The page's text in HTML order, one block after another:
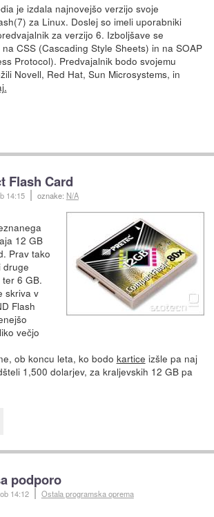
je izdala najnovejšo verzijo svoje
za Linux. Doslej so imeli uporabniki
za verzijo 6. Izboljšave se
CSS (Cascading Style Sheets) in na SOAP
Protocol). Predvajalnik bodo svojemu
Novell, Red Hat, Sun Microsystems, in
Flash Card
14:15 oznake: N/A
12 GB
Prav tako
druge
6 GB.
skriva v
Flash
večjo
ob koncu leta, ko bodo kartice izšle pa naj
1,500 dolarjev, za kraljevskih 12 GB pa
podporo
ob 14:12 Ostala programska oprema